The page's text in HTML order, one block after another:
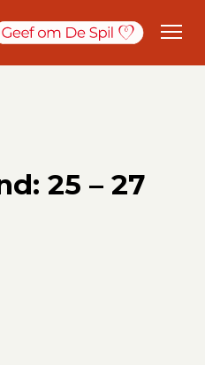
25 – 27